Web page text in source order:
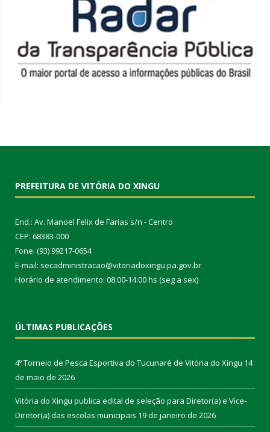
PREFEITURA DE VITÓRIA DO XINGU
End.: Av. Manoel Felix de Farias s/n - Centro
CEP: 68383-000
Fone: (93) 99217-0654
E-mail: secadministracao@vitoriadoxingu.pa.gov.br
Horário de atendimento: 08:00-14:00 hs (seg a sex)
ÚLTIMAS PUBLICAÇÕES
4º Torneio de Pesca Esportiva do Tucunaré de Vitória do Xingu 14
de maio de 2026
Vitória do Xingu publica edital de seleção para Diretor(a) e Vice-
Diretor(a) das escolas municipais 19 de janeiro de 2026